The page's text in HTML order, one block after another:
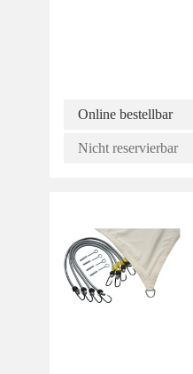
Online bestellbar
Nicht reservierbar